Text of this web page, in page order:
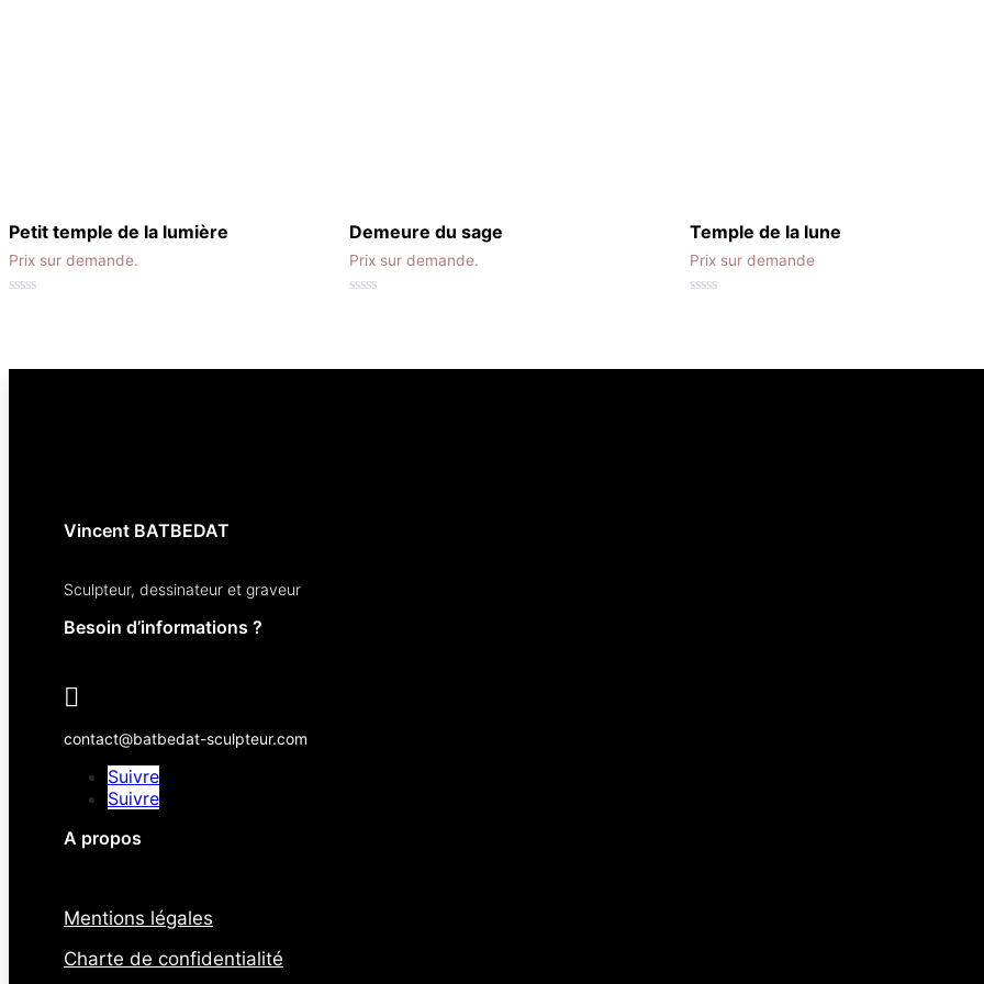
Petit temple de la lumière
Prix sur demande.
Demeure du sage
Prix sur demande.
Temple de la lune
Prix sur demande
Vincent BATBEDAT
Sculpteur, dessinateur et graveur
Besoin d’informations ?

contact@batbedat-sculpteur.com
Suivre
Suivre
A propos
Mentions légales
Charte de confidentialité